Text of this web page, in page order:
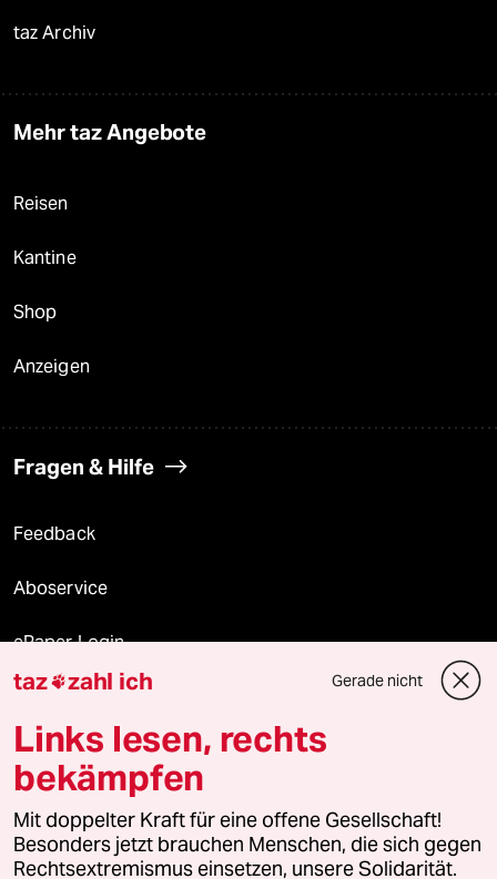
taz Archiv
Mehr taz Angebote
Reisen
Kantine
Shop
Anzeigen
Fragen & Hilfe
Feedback
Aboservice
ePaper Login
Downloads für Abonnierende
© 2026 taz Verlags und Vertriebs GmbH
Alle Rechte vorbehalten. Bei rechtlichen Fragen oder für Genehmigungen
wenden Sie sich bitte an
lizenzen@taz.de
taz zahl ich Gerade nicht
Links lesen, rechts
bekämpfen
Mit doppelter Kraft für eine offene Gesellschaft!
Besonders jetzt brauchen Menschen, die sich gegen
Rechtsextremismus einsetzen, unsere Solidarität.